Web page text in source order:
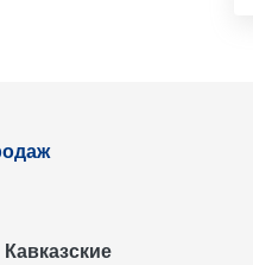
Кавказские